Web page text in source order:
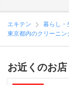
エキテン 暮らし・
東京都内のクリーニン
お近くのお店